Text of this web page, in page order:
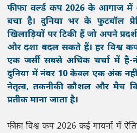
फीफा वर्ल्ड कप 2026 के आगाज में
बचा है। दुनिया भर के फुटबॉल
खिलाड़ियों पर टिकी हैं जो अपने
और दशा बदल सकते हैं। हर विश्व
एक जर्सी सबसे अधिक चर्चा में है-
दुनिया में नंबर 10 केवल एक अंक
नेतृत्व, तकनीकी कौशल और मैच
प्रतीक माना जाता है।
फीफा विश्व कप 2026 कई मायनों में